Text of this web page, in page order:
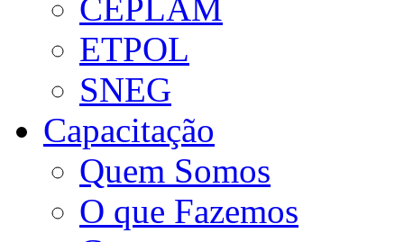
CEPLAM
ETPOL
SNEG
Capacitação
Quem Somos
O que Fazemos